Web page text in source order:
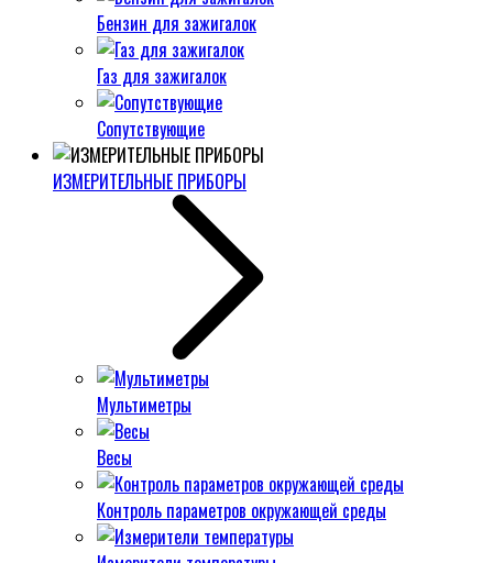
Бензин для зажигалок
Газ для зажигалок
Сопутствующие
ИЗМЕРИТЕЛЬНЫЕ ПРИБОРЫ
Мультиметры
Весы
Контроль параметров окружающей среды